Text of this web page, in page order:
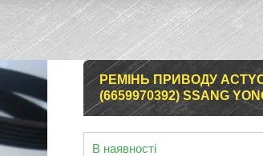
РЕМІНЬ ПРИВОДУ
(6659970392) SSANG
В наявності